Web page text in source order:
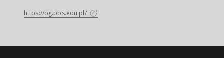
https://bg.pbs.edu.pl/